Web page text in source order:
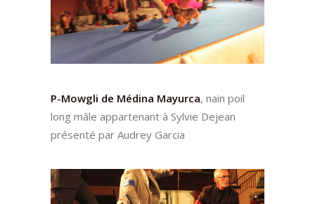
P-Mowgli de Médina Mayurca, nain poil
long mâle appartenant à Sylvie Dejean
présenté par Audrey Garcia